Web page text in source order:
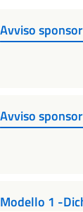
Avviso
Avviso
Modello 1 -